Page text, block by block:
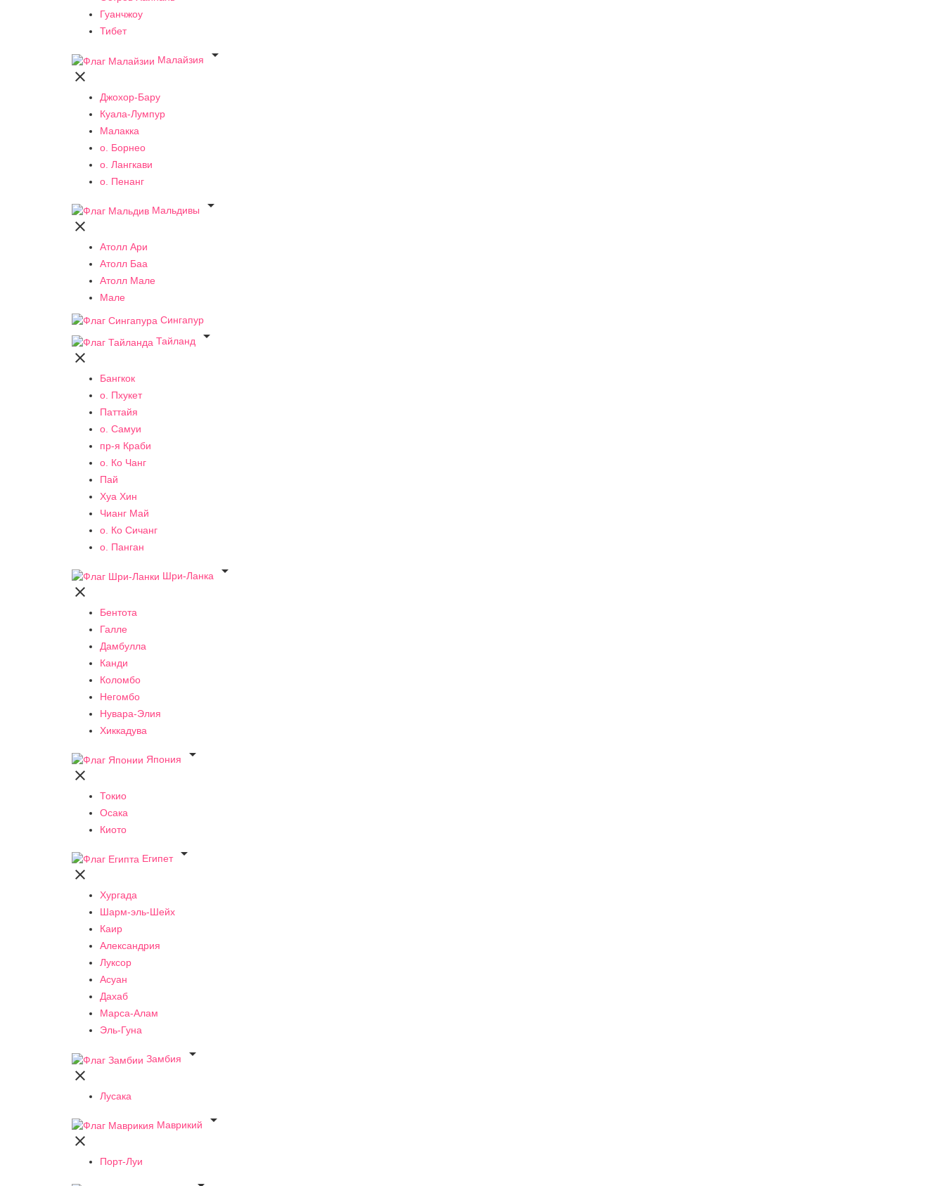
Гуанчжоу
Тибет
Малайзия


Джохор-Бару
Куала-Лумпур
Малакка
о. Борнео
о. Лангкави
о. Пенанг
Мальдивы


Атолл Ари
Атолл Баа
Атолл Мале
Мале
Сингапур
Тайланд


Бангкок
о. Пхукет
Паттайя
о. Самуи
пр-я Краби
о. Ко Чанг
Пай
Хуа Хин
Чианг Май
о. Ко Сичанг
о. Панган
Шри-Ланка


Бентота
Галле
Дамбулла
Канди
Коломбо
Негомбо
Нувара-Элия
Хиккадува
Япония


Токио
Осака
Киото
Египет


Хургада
Шарм-эль-Шейх
Каир
Александрия
Луксор
Асуан
Дахаб
Марса-Алам
Эль-Гуна
Замбия


Лусака
Маврикий


Порт-Луи